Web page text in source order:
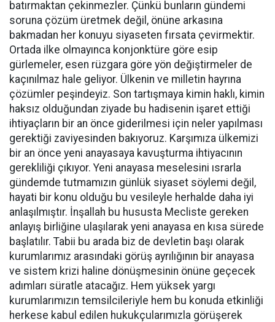
batırmaktan çekinmezler. Çünkü bunların gündemi
soruna çözüm üretmek değil, önüne arkasına
bakmadan her konuyu siyaseten fırsata çevirmektir.
Ortada ilke olmayınca konjonktüre göre esip
gürlemeler, esen rüzgara göre yön değiştirmeler de
kaçınılmaz hale geliyor. Ülkenin ve milletin hayrına
çözümler peşindeyiz. Son tartışmaya kimin haklı, kimin
haksız olduğundan ziyade bu hadisenin işaret ettiği
ihtiyaçların bir an önce giderilmesi için neler yapılması
gerektiği zaviyesinden bakıyoruz. Karşımıza ülkemizi
bir an önce yeni anayasaya kavuşturma ihtiyacının
gerekliliği çıkıyor. Yeni anayasa meselesini ısrarla
gündemde tutmamızın günlük siyaset söylemi değil,
hayati bir konu olduğu bu vesileyle herhalde daha iyi
anlaşılmıştır. İnşallah bu hususta Mecliste gereken
anlayış birliğine ulaşılarak yeni anayasa en kısa sürede
başlatılır. Tabii bu arada biz de devletin başı olarak
kurumlarımız arasındaki görüş ayrılığının bir anayasa
ve sistem krizi haline dönüşmesinin önüne geçecek
adımları süratle atacağız. Hem yüksek yargı
kurumlarımızın temsilcileriyle hem bu konuda etkinliği
herkese kabul edilen hukukçularımızla görüşerek